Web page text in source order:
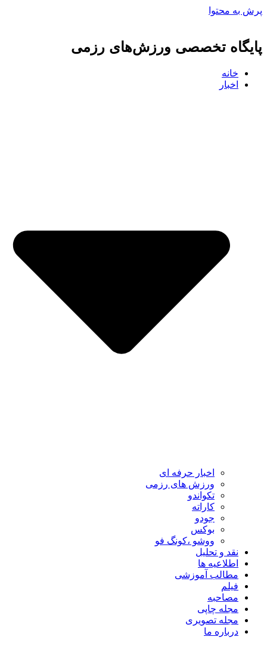
پرش به محتوا
پایگاه تخصصی ورزش‌های رزمی
خانه
اخبار
اخبار حرفه ای
ورزش های رزمی
تکواندو
کاراته
جودو
بوکس
ووشو ،کونگ فو
نقد و تحلیل
اطلاعیه ها
مطالب آموزشی
فیلم
مصاحبه
مجله چاپی
مجله تصویری
درباره ما